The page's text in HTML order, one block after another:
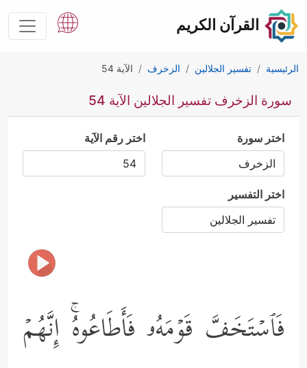
القرآن الكريم
الرئيسية تفسير الجلالين الزخرف الآية 54
سورة الزخرف تفسير الجلالين الآية 54
اختر سورة اختر رقم الآية
اختر التفسير
فَٱسۡتَخَفَّ قَوۡمَهُۥ فَأَطَاعُوهُۚ إِنَّهُمۡ